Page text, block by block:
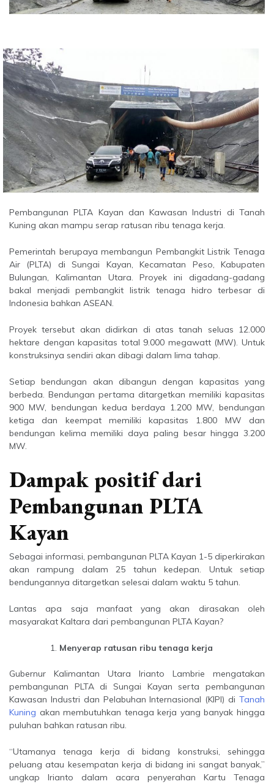
Pembangunan PLTA Kayan dan Kawasan Industri di Tanah
Kuning akan mampu serap ratusan ribu tenaga kerja.
Pemerintah berupaya membangun Pembangkit Listrik Tenaga
Air (PLTA) di Sungai Kayan, Kecamatan Peso, Kabupaten
Bulungan, Kalimantan Utara. Proyek ini digadang-gadang
bakal menjadi pembangkit listrik tenaga hidro terbesar di
Indonesia bahkan ASEAN.
Proyek tersebut akan didirkan di atas tanah seluas 12.000
hektare dengan kapasitas total 9.000 megawatt (MW). Untuk
konstruksinya sendiri akan dibagi dalam lima tahap.
Setiap bendungan akan dibangun dengan kapasitas yang
berbeda. Bendungan pertama ditargetkan memiliki kapasitas
900 MW, bendungan kedua berdaya 1.200 MW, bendungan
ketiga dan keempat memiliki kapasitas 1.800 MW dan
bendungan kelima memiliki daya paling besar hingga 3.200
MW.
Dampak positif dari
Pembangunan PLTA
Kayan
Sebagai informasi, pembangunan PLTA Kayan 1-5 diperkirakan
akan rampung dalam 25 tahun kedepan. Untuk setiap
bendungannya ditargetkan selesai dalam waktu 5 tahun.
Lantas apa saja manfaat yang akan dirasakan oleh
masyarakat Kaltara dari pembangunan PLTA Kayan?
Menyerap ratusan ribu tenaga kerja
Gubernur Kalimantan Utara Irianto Lambrie mengatakan
pembangunan PLTA di Sungai Kayan serta pembangunan
Kawasan Industri dan Pelabuhan Internasional (KIPI) di Tanah
Kuning akan membutuhkan tenaga kerja yang banyak hingga
puluhan bahkan ratusan ribu.
“Utamanya tenaga kerja di bidang konstruksi, sehingga
peluang atau kesempatan kerja di bidang ini sangat banyak,”
ungkap Irianto dalam acara penyerahan Kartu Tenaga